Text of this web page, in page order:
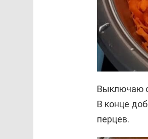
Выключаю
В конце
перцев.